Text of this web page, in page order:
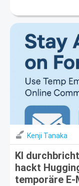
Kenji Tanaka
KI
hackt
temporäre